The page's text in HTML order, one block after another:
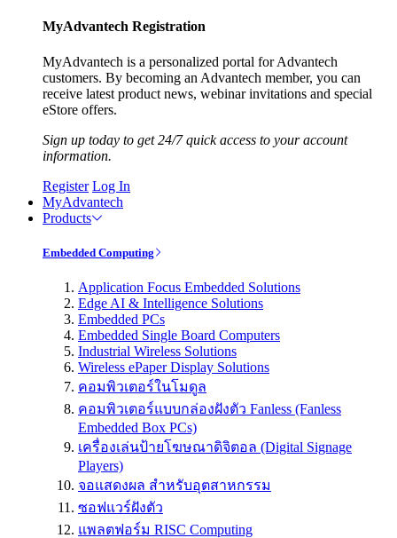
MyAdvantech Registration
MyAdvantech is a personalized portal for Advantech
customers. By becoming an Advantech member, you can
receive latest product news, webinar invitations and special
eStore offers.
Sign up today to get 24/7 quick access to your account
information.
Register Log In
MyAdvantech
Products
Embedded Computing
Application Focus Embedded Solutions
Edge AI & Intelligence Solutions
Embedded PCs
Embedded Single Board Computers
Industrial Wireless Solutions
Wireless ePaper Display Solutions
คอมพิวเตอร์ในโมดูล
คอมพิวเตอร์แบบกล่องฝังตัว Fanless (Fanless
Embedded Box PCs)
เครื่องเล่นป้ายโฆษณาดิจิตอล (Digital Signage
Players)
จอแสดงผล สำหรับอุตสาหกรรม
ซอฟแวร์ฝังตัว
แพลตฟอร์ม RISC Computing